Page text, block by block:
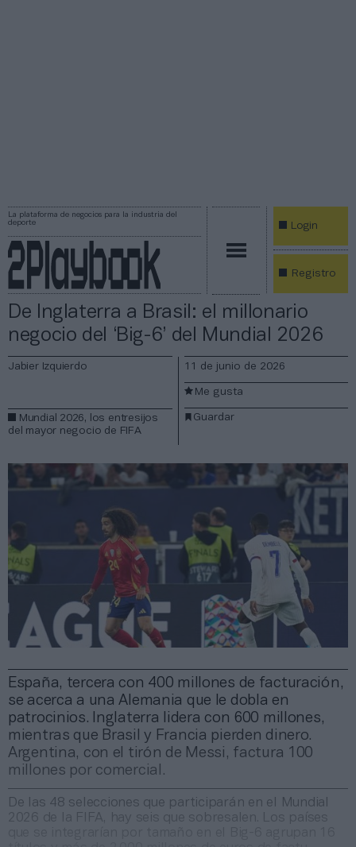
La plataforma de negocios para la industria del
deporte
Login
Registro
De Inglaterra a Brasil: el millonario
negocio del ‘Big-6’ del Mundial 2026
España, tercera con 400 millones de facturación,
se acerca a una Alemania que le dobla en
patrocinios. Inglaterra lidera con 600 millones,
mientras que Brasil y Francia pierden dinero.
Argentina, con el tirón de Messi, factura 100
millones por comercial.
Jabier Izquierdo
Mundial 2026, los entresijos
del mayor negocio de FIFA
11 de junio de 2026
Guardar
Me gusta
De las 48 selecciones que participarán en el Mundial
2026 de la FIFA, hay seis que sobresalen. Los países